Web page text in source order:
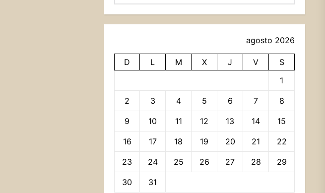
agosto 2026
D L M X J V
S
1
2 3 4 5 6 7 8
9 10 11 12 13 14 15
16 17 18 19 20 21 22
23 24 25 26 27 28 29
30
31